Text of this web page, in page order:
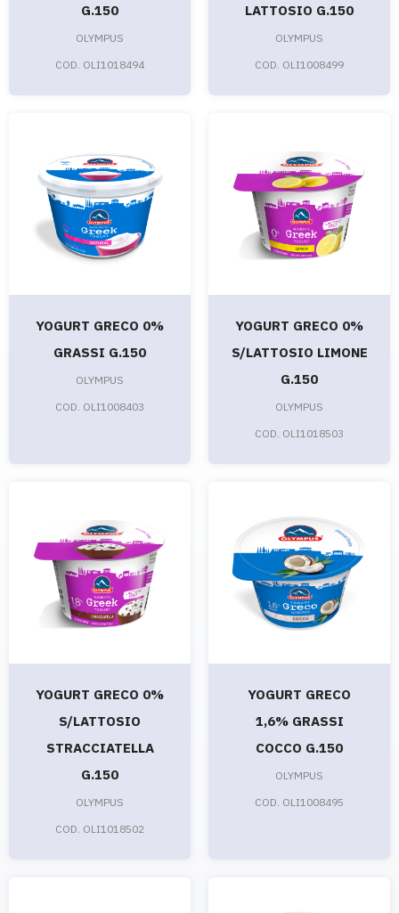
G.150
OLYMPUS
COD. OLI1018494
LATTOSIO G.150
OLYMPUS
COD. OLI1008499
YOGURT GRECO 0%
GRASSI G.150
OLYMPUS
COD. OLI1008403
YOGURT GRECO 0%
S/LATTOSIO LIMONE
G.150
OLYMPUS
COD. OLI1018503
YOGURT GRECO 0%
S/LATTOSIO
STRACCIATELLA
G.150
OLYMPUS
COD. OLI1018502
YOGURT GRECO
1,6% GRASSI
COCCO G.150
OLYMPUS
COD. OLI1008495